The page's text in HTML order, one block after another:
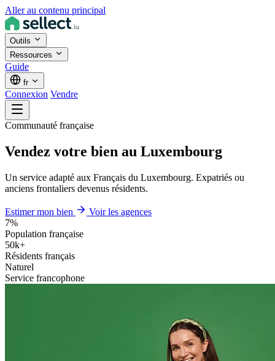
Aller au contenu principal
Outils
Ressources
Guide
fr
Connexion Vendre
Communauté française
Vendez votre bien au Luxembourg
Un service adapté aux Français du Luxembourg. Expatriés ou
anciens frontaliers devenus résidents.
Estimer mon bien
Voir les agences
7%
Population française
50k+
Résidents français
Naturel
Service francophone